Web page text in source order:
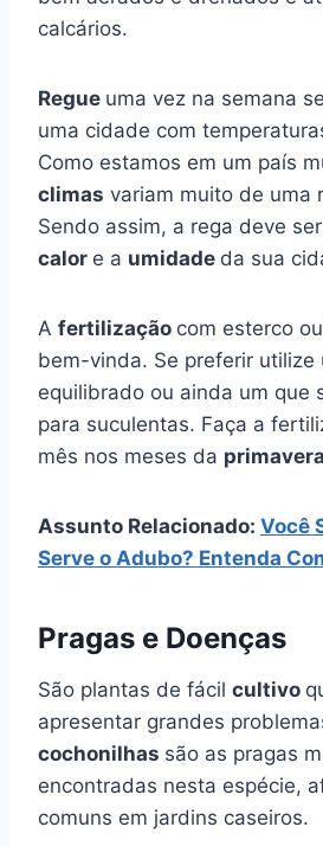
calcários.
Regue uma vez na semana
uma cidade com
Como estamos em um país
climas variam muito de uma
Sendo assim, a rega deve
calor e a umidade da sua
A fertilização com esterco
bem-vinda. Se preferir utilize
equilibrado ou ainda um que
para suculentas. Faça a
mês nos meses da primavera
Assunto Relacionado: Você
Serve o Adubo? Entenda
Pragas e Doenças
São plantas de fácil cultivo
apresentar grandes
cochonilhas são as pragas
encontradas nesta espécie,
comuns em jardins caseiros.